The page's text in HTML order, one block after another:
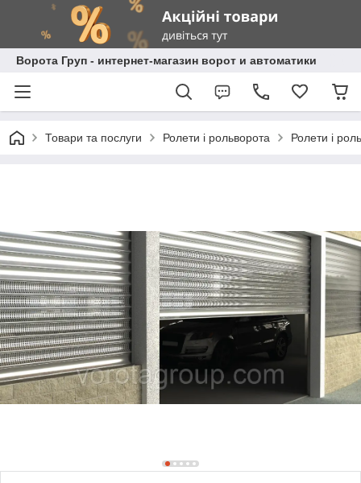
Ворота Груп - интернет-магазин ворот и автоматики
Товари та послуги Ролети і рольворота Ролети і